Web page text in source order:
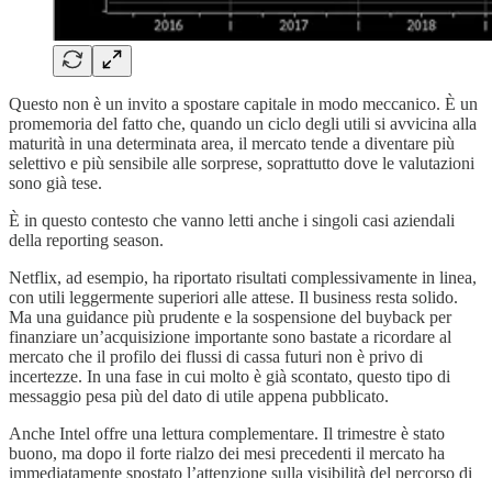
Questo non è un invito a spostare capitale in modo meccanico. È un
promemoria del fatto che, quando un ciclo degli utili si avvicina alla
maturità in una determinata area, il mercato tende a diventare più
selettivo e più sensibile alle sorprese, soprattutto dove le valutazioni
sono già tese.
È in questo contesto che vanno letti anche i singoli casi aziendali
della reporting season.
Netflix, ad esempio, ha riportato risultati complessivamente in linea,
con utili leggermente superiori alle attese. Il business resta solido.
Ma una guidance più prudente e la sospensione del buyback per
finanziare un’acquisizione importante sono bastate a ricordare al
mercato che il profilo dei flussi di cassa futuri non è privo di
incertezze. In una fase in cui molto è già scontato, questo tipo di
messaggio pesa più del dato di utile appena pubblicato.
Anche Intel offre una lettura complementare. Il trimestre è stato
buono, ma dopo il forte rialzo dei mesi precedenti il mercato ha
immediatamente spostato l’attenzione sulla visibilità del percorso di